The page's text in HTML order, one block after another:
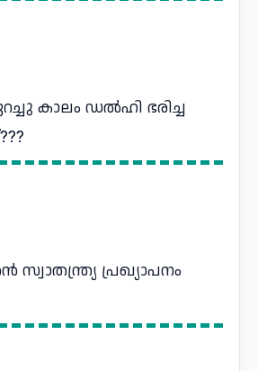
കാലം ഡൽഹി ഭരിച്ച
സ്വാതന്ത്ര്യ പ്രഖ്യാപനം